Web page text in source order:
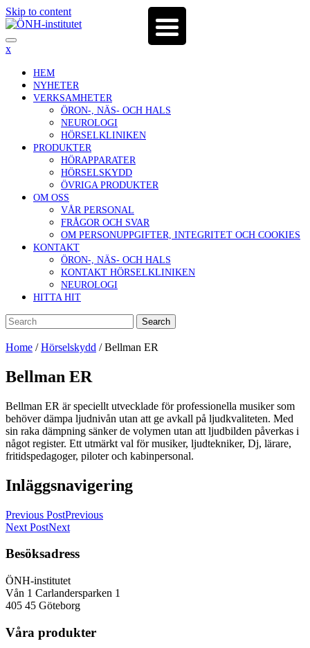
Skip to content
x
HEM
NYHETER
VERKSAMHETER
ÖRON-, NÄS- OCH HALS
NEUROLOGI
HÖRSELKLINIKEN
PRODUKTER
HÖRAPPARATER
HÖRSELSKYDD
ÖVRIGA PRODUKTER
OM OSS
VÅR PERSONAL
FRÅGOR OCH SVAR
OM PERSONUPPGIFTER, INTEGRITET OCH COOKIES
KONTAKT
ÖRON-, NÄS- OCH HALS
KONTAKT HÖRSELKLINIKEN
NEUROLOGI
HITTA HIT
Search
Home /Hörselskydd /Bellman ER
Bellman ER
Bellman ER är speciellt utvecklade för professionella musiker som
behöver dämpa ljudnivån utan att ge avkall på ljudkvaliteten. Med
sin raka dämpning sänker de volymen utan att ljudbilden påverkas i
något register. Ett utmärkt val för musiker, ljudtekniker, Dj, lärare,
fritidspedagoger, piloter och kabinpersonal.
Inläggsnavigering
Previous PostPrevious
Next PostNext
Besöksadress
ÖNH-institutet
Vån 1 Carlandersparken 1
405 45 Göteborg
Våra produkter